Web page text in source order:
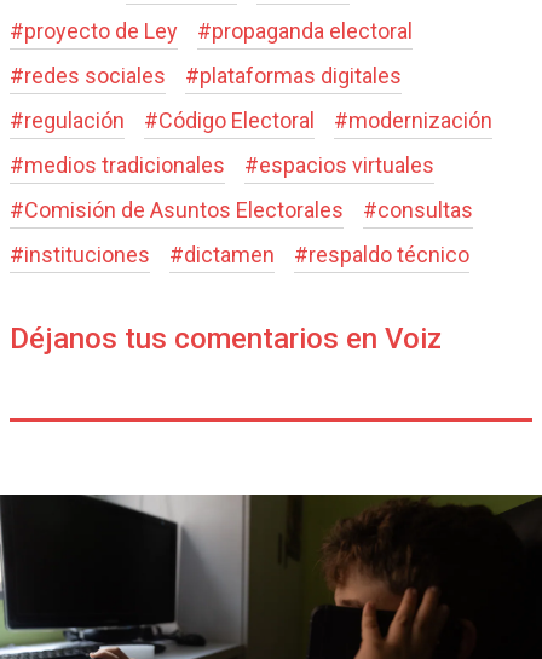
#proyecto de Ley #propaganda electoral
#redes sociales #plataformas digitales
#regulación #Código Electoral #modernización
#medios tradicionales #espacios virtuales
#Comisión de Asuntos Electorales #consultas
#instituciones #dictamen #respaldo técnico
Déjanos tus comentarios en Voiz